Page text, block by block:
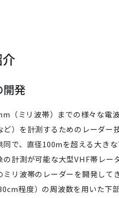
開発
（ミリ波帯）までの様々な電
）を計測するためのレーダー
同で、直径100mを超える大き
計測が可能な大型VHF帯レ
リ波帯のレーダーを開発し
程度）の周波数を用いた下